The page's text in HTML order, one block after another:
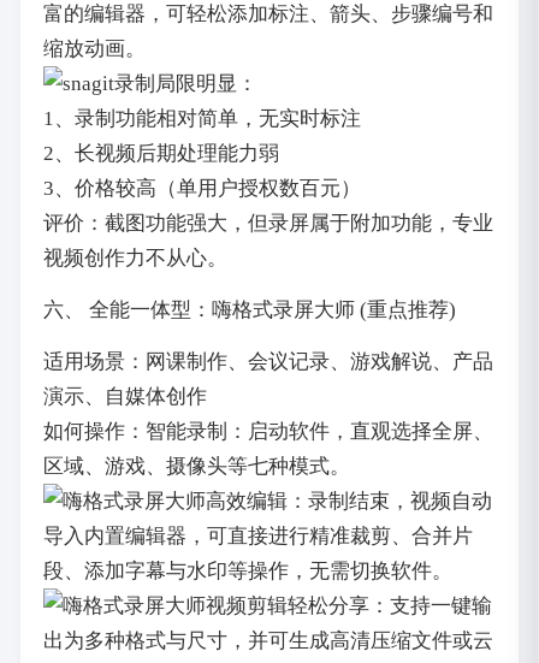
富的编辑器，可轻松添加标注、箭头、步骤编号和
缩放动画。
局限明显：
1、录制功能相对简单，无实时标注
2、长视频后期处理能力弱
3、价格较高（单用户授权数百元）
评价：截图功能强大，但录屏属于附加功能，专业
视频创作力不从心。
六、 全能一体型：嗨格式录屏大师 (重点推荐)
适用场景：网课制作、会议记录、游戏解说、产品
演示、自媒体创作
如何操作：智能录制：启动软件，直观选择全屏、
区域、游戏、摄像头等七种模式。
高效编辑：录制结束，视频自动
导入内置编辑器，可直接进行精准裁剪、合并片
段、添加字幕与水印等操作，无需切换软件。
轻松分享：支持一键输
出为多种格式与尺寸，并可生成高清压缩文件或云